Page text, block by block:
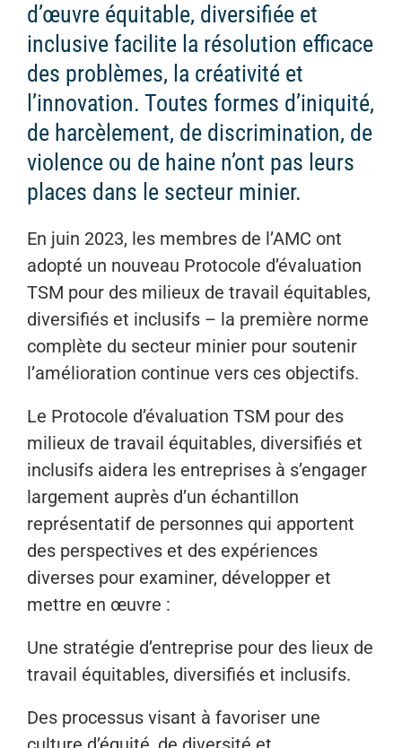
d’œuvre équitable, diversifiée et
inclusive facilite la résolution efficace
des problèmes, la créativité et
l’innovation. Toutes formes d’iniquité,
de harcèlement, de discrimination, de
violence ou de haine n’ont pas leurs
places dans le secteur minier.
En juin 2023, les membres de l’AMC ont
adopté un nouveau Protocole d’évaluation
TSM pour des milieux de travail équitables,
diversifiés et inclusifs – la première norme
complète du secteur minier pour soutenir
l’amélioration continue vers ces objectifs.
Le Protocole d’évaluation TSM pour des
milieux de travail équitables, diversifiés et
inclusifs aidera les entreprises à s’engager
largement auprès d’un échantillon
représentatif de personnes qui apportent
des perspectives et des expériences
diverses pour examiner, développer et
mettre en œuvre :
Une stratégie d’entreprise pour des lieux de
travail équitables, diversifiés et inclusifs.
Des processus visant à favoriser une